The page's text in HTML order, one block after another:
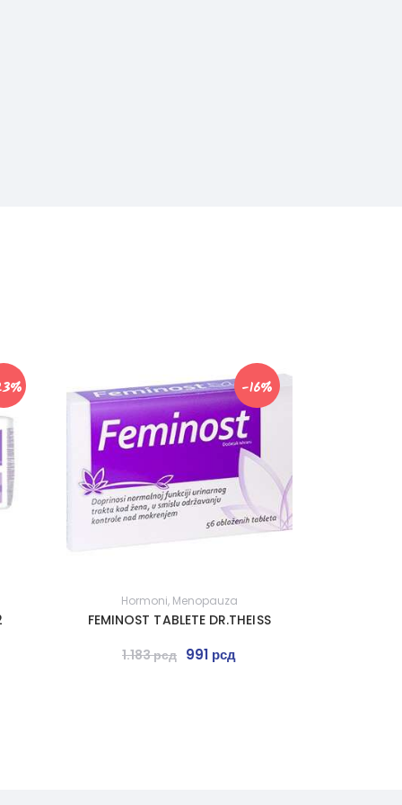
-16%
Hormoni, Menopauza
FEMINOST TABLETE DR.THEISS
1.183рсд 991 рсд